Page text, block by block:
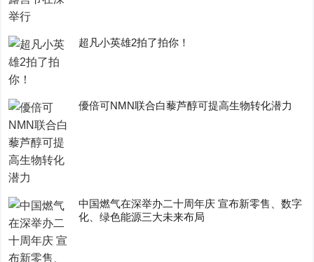
超凡小英雄2拍了拍你！
優倍可NMN联合白藜芦醇可提高生物转化潜力
中国燃气在深举办二十周年庆 宣布新零售、数字
化、绿色能源三大未来布局